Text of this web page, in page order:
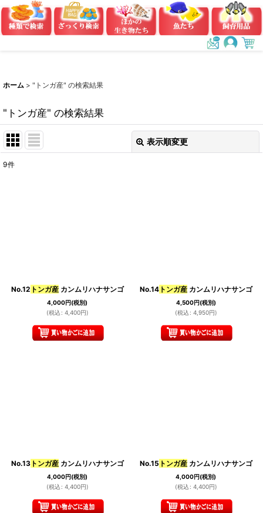
ホーム > "トンガ産" の検索結果
"トンガ産" の検索結果
表示順変更
カテゴリ:
9件
No.12 トンガ産カンムリハナサンゴ
4,000円(税別)
(税込 : 4,400円)
No.14トンガ産カンムリハナサンゴ
4,500円(税別)
(税込 : 4,950円)
No.13トンガ産カンムリハナサンゴ
4,000円(税別)
(税込 : 4,400円)
No.15 トンガ産カンムリハナサンゴ
4,000円(税別)
(税込 : 4,400円)